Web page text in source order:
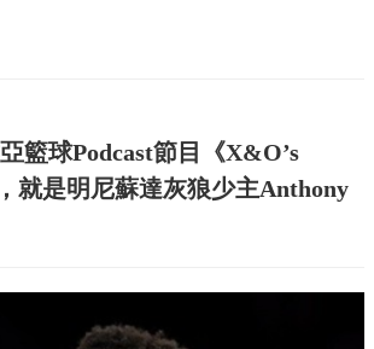
籃球Podcast節目《X&O’s
就是明尼蘇達灰狼少主Anthony